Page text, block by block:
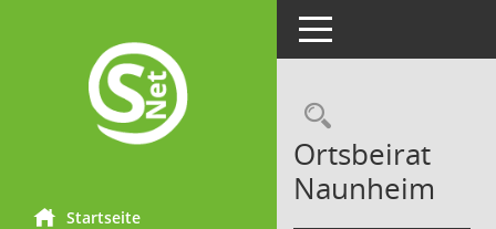
Startseite
Toggle navigation
Ortsbeirat
Naunheim